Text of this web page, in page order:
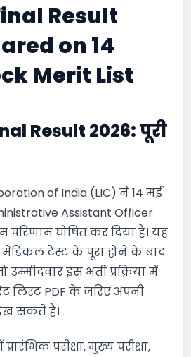
Result
on 14
Merit List
Result 2026: पूरी
of India (LIC) ने 14 मई
Assistant Officer
परिणाम घोषित कर दिया है। यह
मेडिकल टेस्ट के पूरा होने के बाद
उम्मीदवार इस भर्ती प्रक्रिया में
लिस्ट PDF के जरिए अपनी
सकते हैं।
परीक्षा, मुख्य परीक्षा,